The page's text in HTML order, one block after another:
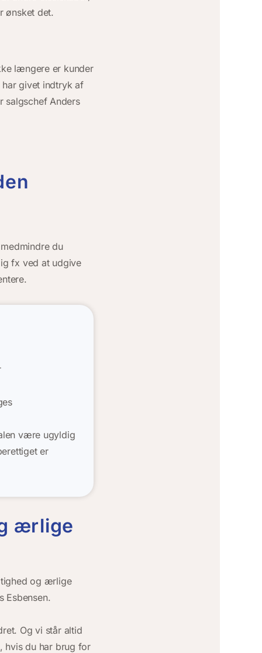
ønsket det.
længere er kunder
har givet indtryk af
Anders
du
fx ved at udgive
være ugyldig
er
ærlige
og ærlige
Esbensen.
Og vi står altid
, hvis du har brug for